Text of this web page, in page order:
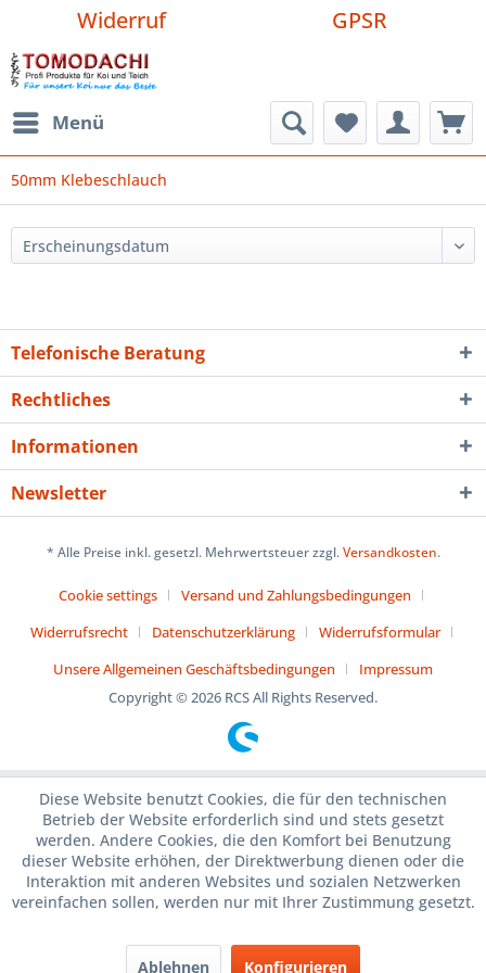
Widerruf GPSR
Menü
50mm Klebeschlauch
Telefonische Beratung
Rechtliches
Informationen
Newsletter
* Alle Preise inkl. gesetzl. Mehrwertsteuer zzgl.Versandkosten.
Cookie settings
Versand und Zahlungsbedingungen
Widerrufsrecht
Datenschutzerklärung
Widerrufsformular
Unsere Allgemeinen Geschäftsbedingungen
Impressum
Copyright © 2026 RCS All Rights Reserved.
Diese Website benutzt Cookies, die für den technischen
Betrieb der Website erforderlich sind und stets gesetzt
werden. Andere Cookies, die den Komfort bei Benutzung
dieser Website erhöhen, der Direktwerbung dienen oder die
Interaktion mit anderen Websites und sozialen Netzwerken
vereinfachen sollen, werden nur mit Ihrer Zustimmung gesetzt.
Ablehnen Konfigurieren